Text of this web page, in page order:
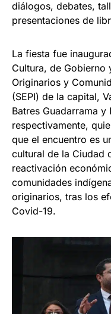
diálogos, debates,
presentaciones de
La fiesta fue
Cultura, de Gobierno
Originarios y
(SEPI) de la capital,
Batres Guadarrama
respectivamente,
que el encuentro es
cultural de la Ciudad
reactivación
comunidades
originarios, tras los
Covid-19.